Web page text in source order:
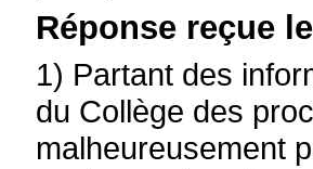
Réponse reçue
1) Partant des
du Collège des
malheureusement